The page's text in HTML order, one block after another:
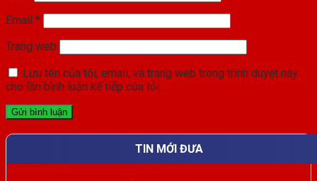
Email *
Trang web
Lưu tên của tôi, email, và trang web trong trình duyệt này
cho lần bình luận kế tiếp của tôi.
TIN MỚI ĐƯA